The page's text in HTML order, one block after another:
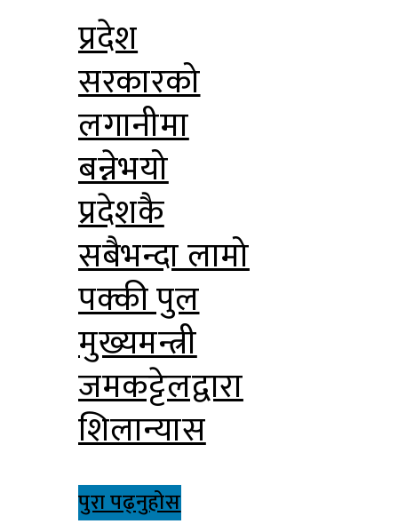
प्रदेश
सरकारको
लगानीमा
बन्नेभयो
प्रदेशकै
सबैभन्दा लामो
पक्की पुल
मुख्यमन्त्री
जमकट्टेलद्वारा
शिलान्यास
पुरा पढ्नुहोस